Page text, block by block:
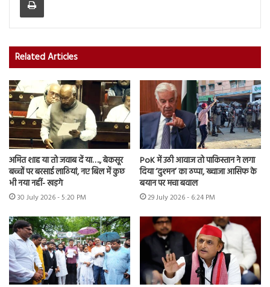
Related Articles
अमित शाह या तो जवाब दें या…., बेकसूर
बच्चों पर बरसाई लाठियां, नए बिल में कुछ
भी नया नहीं- खड़गे
30 July 2026 - 5:20 PM
PoK में उठी आवाज तो पाकिस्तान ने लगा
दिया ‘दुश्मन’ का ठप्पा, ख्वाजा आसिफ के
बयान पर मचा बवाल
29 July 2026 - 6:24 PM